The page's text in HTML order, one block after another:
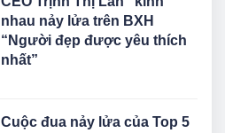
nhau nảy lửa trên BXH
“Người đẹp được yêu thích
nhất”
Cuộc đua nảy lửa của Top 5